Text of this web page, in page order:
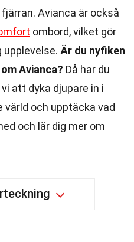
Avianca är också
ombord, vilket gör
upplevelse. Är du nyfiken
Avianca? Då har du
att dyka djupare in i
och upptäcka vad
och lär dig mer om